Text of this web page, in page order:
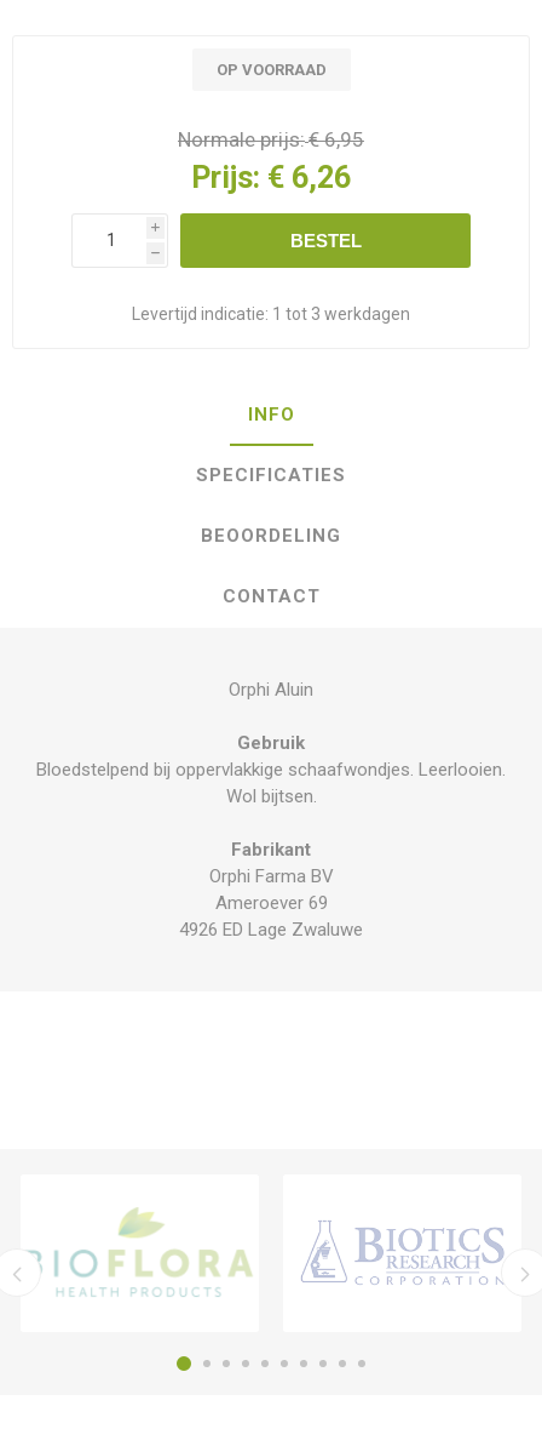
OP VOORRAAD
Normale prijs:€ 6,95
Prijs: € 6,26
i
h
BESTEL
Levertijd indicatie: 1 tot 3 werkdagen
INFO
SPECIFICATIES
BEOORDELING
CONTACT
Orphi Aluin
Gebruik
Bloedstelpend bij oppervlakkige schaafwondjes. Leerlooien.
Wol bijtsen.
Fabrikant
Orphi Farma BV
Ameroever 69
4926 ED Lage Zwaluwe